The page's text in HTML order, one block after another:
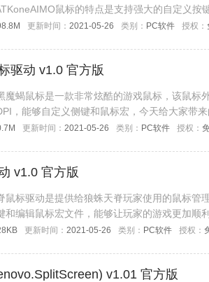
鼠标的特点是支持强大的自定义
光，但是想要自定义设置这些，则需要安装驱
更新时间： 2021-05-26 类别： PC软件 授权：
驱动 v1.0 官方版
魔蝎鼠标是一款非常炫酷的游戏鼠标，该鼠标
，能够自定义侧键和鼠标宏，今天给大家带
更新时间： 2021-05-26 类别： PC软件 授权：
v1.0 官方版
鼠标驱动是提供给狼蛛天脊玩家使用的鼠标管
和编辑鼠标宏文件，能够让玩家的游戏更加顺
更新时间： 2021-05-26 类别： PC软件 授权：
v1.01 官方版